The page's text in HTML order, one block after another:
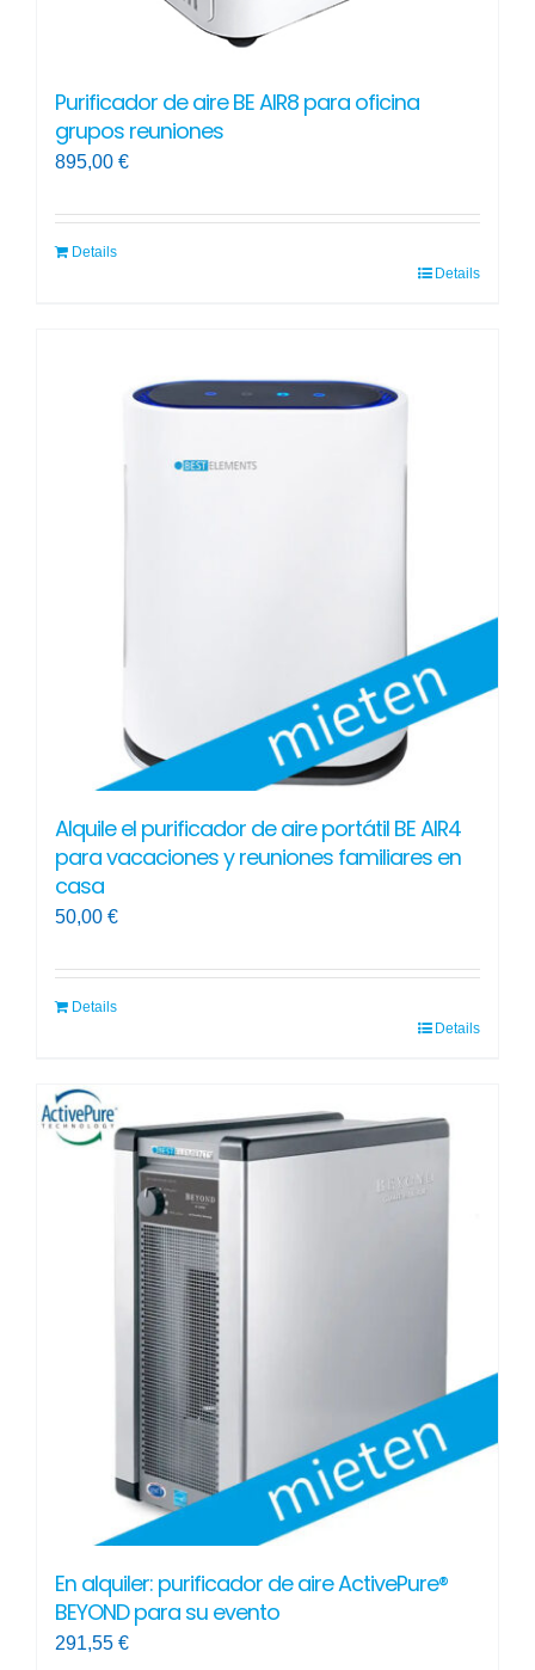
Purificador de aire BE AIR8 para oficina
grupos reuniones
895,00 €
Details
Details
Alquile el purificador de aire portátil BE AIR4
para vacaciones y reuniones familiares en
casa
50,00 €
Details
Details
En alquiler: purificador de aire ActivePure®
BEYOND para su evento
291,55 €